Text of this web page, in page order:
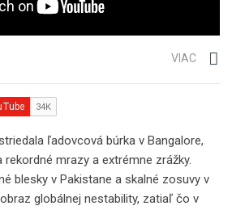
VIAC
ľadovcová búrka v Bangalore,
mrazy a extrémne zrážky.
blesky v Pakistane a skalné zosuvy v
globálnej nestability, zatiaľ čo v